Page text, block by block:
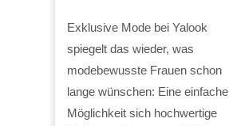
Exklusive Mode bei Yalook
spiegelt das wieder, was
modebewusste Frauen schon
lange wünschen: Eine einfache
Möglichkeit sich hochwertige